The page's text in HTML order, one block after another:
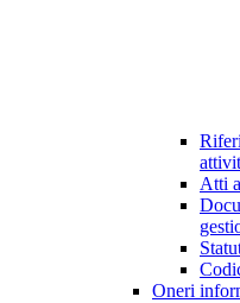
Atti
Oneri